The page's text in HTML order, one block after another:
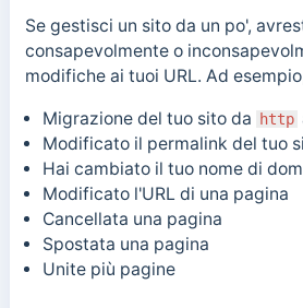
Se gestisci un sito da un po',
consapevolmente o
modifiche ai tuoi URL. Ad
Migrazione del tuo sito da http
Modificato il permalink del tuo
Hai cambiato il tuo nome di
Modificato l'URL di una pagina
Cancellata una pagina
Spostata una pagina
Unite più pagine